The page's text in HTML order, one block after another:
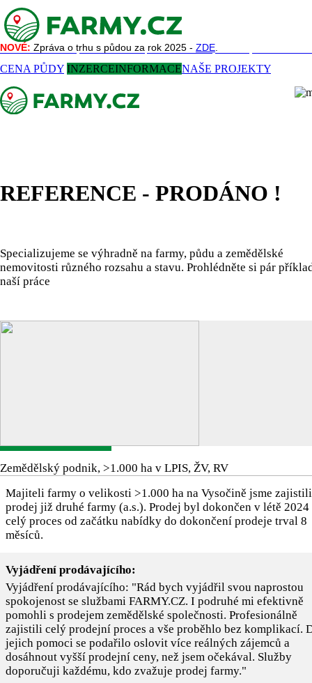
NAŠE SLUŽBY REFERENCE AKTUALITY O NÁS
NOVÉ: Zpráva o trhu s půdou za rok 2025 - ZDE
CENA PŮDY INZERCEINFORMACENAŠE PROJEKTY
NOVÉ: Zpráva o trhu s půdou za rok 2025 - ZDE
REFERENCE - PRODÁNO !
Specializujeme se výhradně na farmy, půdu a zemědělské
nemovitosti různého rozsahu a stavu. Prohlédněte si pár
naší práce
Zemědělský podnik, >1.000 ha v LPIS, ŽV, RV
Majiteli farmy o velikosti >1.000 ha na Vysočině jsme zajistili
prodej již druhé farmy (a.s.). Prodej byl dokončen v létě 2024
celý proces od začátku nabídky do dokončení prodeje trval 8
měsíců.
Vyjádření prodávajícího:
Vyjádření prodávajícího: "Rád bych vyjádřil svou naprostou
spokojenost se službami FARMY.CZ. I podruhé mi efektivně
pomohli s prodejem zemědělské společnosti. Profesionálně
zajistili celý prodejní proces a vše proběhlo bez komplikací.
jejich pomoci se podařilo oslovit více reálných zájemců a
dosáhnout vyšší prodejní ceny, než jsem očekával. Služby
doporučuji každému, kdo zvažuje prodej farmy."